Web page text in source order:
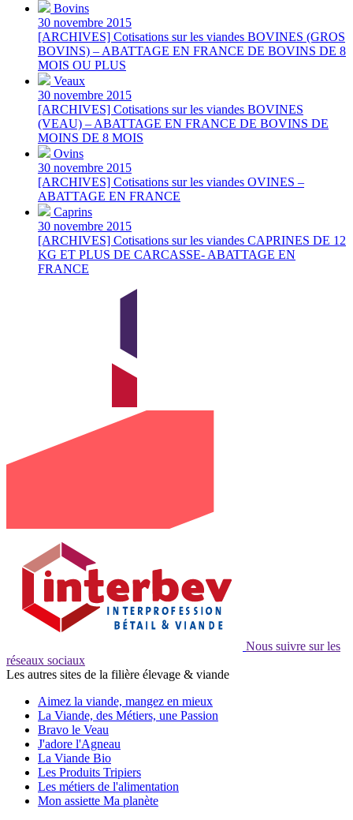
Bovins
30 novembre 2015
[ARCHIVES] Cotisations sur les viandes BOVINES (GROS
BOVINS) – ABATTAGE EN FRANCE DE BOVINS DE 8
MOIS OU PLUS
Veaux
30 novembre 2015
[ARCHIVES] Cotisations sur les viandes BOVINES
(VEAU) – ABATTAGE EN FRANCE DE BOVINS DE
MOINS DE 8 MOIS
Ovins
30 novembre 2015
[ARCHIVES] Cotisations sur les viandes OVINES –
ABATTAGE EN FRANCE
Caprins
30 novembre 2015
[ARCHIVES] Cotisations sur les viandes CAPRINES DE 12
KG ET PLUS DE CARCASSE- ABATTAGE EN
FRANCE
Nous suivre sur les
réseaux sociaux
Les autres sites de la filière élevage & viande
Aimez la viande, mangez en mieux
La Viande, des Métiers, une Passion
Bravo le Veau
J'adore l'Agneau
La Viande Bio
Les Produits Tripiers
Les métiers de l'alimentation
Mon assiette Ma planète